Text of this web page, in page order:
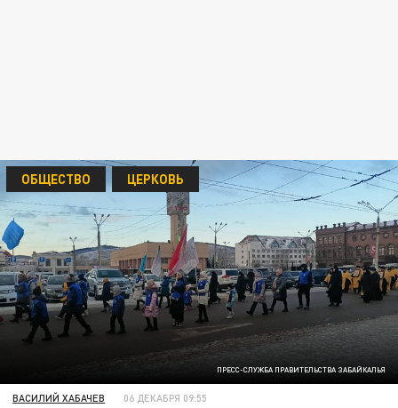
ПРЕСС-СЛУЖБА ПРАВИТЕЛЬСТВА ЗАБАЙКАЛЬЯ
ОБЩЕСТВО ЦЕРКОВЬ
ВАСИЛИЙ ХАБАЧЕВ 06 ДЕКАБРЯ 09:55